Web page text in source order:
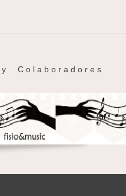
C o l a b o r a d o r e s